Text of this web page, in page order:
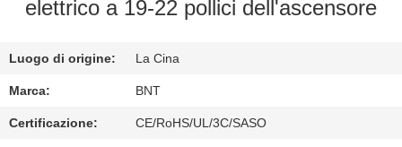
CONTROLLO
QUALITÀ
CONTATTICI
elettrico a 19-22 pollici dell'ascensore
Luogo di origine: La Cina
Marca: BNT
Certificazione: CE/RoHS/UL/3C/SASO